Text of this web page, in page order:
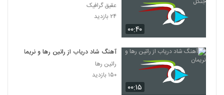
۰۰:۴۰
عقیق گرافیک
۲۴ بازدید
۰۰:۱۵
آهنگ شاد دریاب از راتین رها و نریمان
راتین رها
۱۵۰ بازدید